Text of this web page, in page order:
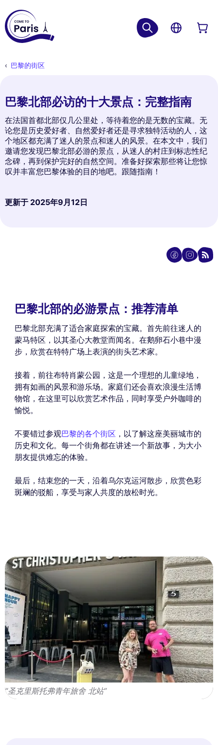
巴黎的街区
巴黎北部必访的十大景点：完整指南
在法国首都北部仅几公里处，等待着您的是无数的宝藏。无
论您是历史爱好者、自然爱好者还是寻求独特活动的人，这
个地区都充满了迷人的景点和迷人的风景。在本文中，我们
邀请您发现巴黎北部必游的景点，从迷人的村庄到标志性纪
念碑，再到保护完好的自然空间。准备好探索那些将让您惊
叹并丰富您巴黎体验的目的地吧。跟随指南！
更新于 2025年9月12日
巴黎北部的必游景点：推荐清单
巴黎北部充满了适合家庭探索的宝藏。首先前往迷人的
蒙马特区，以其圣心大教堂而闻名。在鹅卵石小巷中漫
步，欣赏在特特广场上表演的街头艺术家。
接着，前往布特肖蒙公园，这是一个理想的儿童绿地，
拥有如画的风景和游乐场。家庭们还会喜欢浪漫生活博
物馆，在这里可以欣赏艺术作品，同时享受户外咖啡的
愉悦。
不要错过参观巴黎的各个街区 ，以了解这座美丽城市的
历史和文化。每一个街角都在讲述一个新故事，为大小
朋友提供难忘的体验。
最后，结束您的一天，沿着乌尔克运河散步，欣赏色彩
斑斓的驳船，享受与家人共度的放松时光。
“圣克里斯托弗青年旅舍 北站”